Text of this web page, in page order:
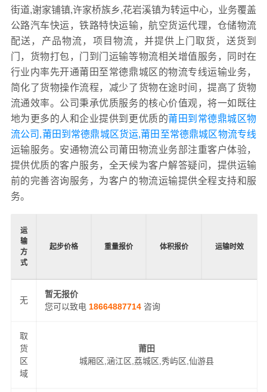
街道,谢家铺镇,许家桥族乡,花岩溪镇为转运中心，业务覆盖
公路汽车快运，铁路特快运输，航空货运代理，仓储物流
配送，产品物流，项目物流，并提供上门取货，送货到
门，货物打包，门到门运输等物流相关增值服务，同时在
行业内率先开通莆田至常德鼎城区的物流专线运输业务，
简化了货物操作流程，减少了货物在途时间，提高了货物
流通效率。公司秉承优质服务的核心价值观，将一如既往
地为更多的人和企业提供到更优质的莆田到常德鼎城区物
流公司,莆田到常德鼎城区货运,莆田至常德鼎城区物流专线
运输服务。安通物流公司莆田物流业务部注重客户体验，
提供优质的客户服务，全天候为客户解答疑问，提供运输
前的完善咨询服务，为客户的物流运输提供全程支持和服
务。
运
输
方
式
起步价格 重量报价 体积报价 运输时效
无
暂无报价
您可以致电 18664887714 咨询
取
货
区
域
莆田
城厢区,涵江区,荔城区,秀屿区,仙游县